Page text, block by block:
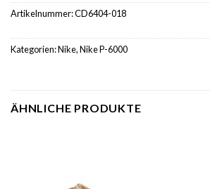
Artikelnummer:CD6404-018
Kategorien:Nike,Nike P-6000
ÄHNLICHE PRODUKTE